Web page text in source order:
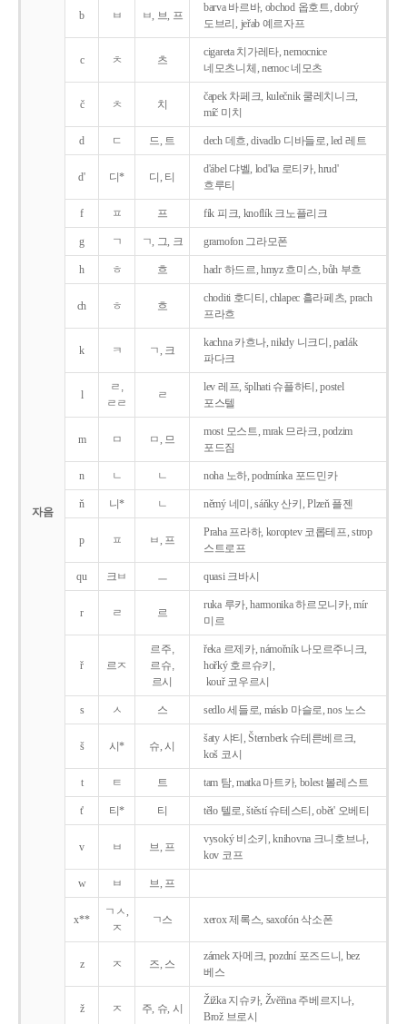
자음
b ㅂ ㅂ, 브, 프
barva 바르바, obchod 옵호트, dobrý
도브리, jeřab 예르자프
c ㅊ 츠
cigareta 치가레타, nemocnice
네모츠니체, nemoc 네모츠
č ㅊ 치
čapek 차페크, kulečnik 쿨레치니크,
míč 미치
d ㄷ 드, 트 dech 데흐, divadlo 디바들로, led 레트
d' 디* 디, 티
d'ábel 댜벨, lod'ka 로티카, hrud'
흐루티
f ㅍ 프 fík 피크, knoflík 크노플리크
g ㄱ ㄱ, 그, 크 gramofon 그라모폰
h ㅎ 흐 hadr 하드르, hmyz 흐미스, bůh 부흐
ch ㅎ 흐
choditi 호디티, chlapec 흘라페츠, prach
프라흐
k ㅋ ㄱ, 크
kachna 카흐나, nikdy 니크디, padák
파다크
l
ㄹ,
ㄹㄹ
ㄹ
lev 레프, šplhati 슈플하티, postel
포스텔
m ㅁ ㅁ, 므
most 모스트, mrak 므라크, podzim
포드짐
n ㄴ ㄴ noha 노하, podmínka 포드민카
ň 니* ㄴ němý 네미, sáňky 산키, Plzeň 플젠
p ㅍ ㅂ, 프
Praha 프라하, koroptev 코롭테프, strop
스트로프
qu 크ㅂ ㅡ quasi 크바시
r ㄹ 르
ruka 루카, harmonika 하르모니카, mír
미르
ř 르ㅈ
르주,
르슈,
르시
řeka 르제카, námořník 나모르주니크,
hořký 호르슈키,
kouř 코우르시
s ㅅ 스 sedlo 세들로, máslo 마슬로, nos 노스
š 시* 슈, 시
šaty 샤티, Šternberk 슈테른베르크,
koš 코시
t ㅌ 트 tam 탐, matka 마트카, bolest 볼레스트
t' 티* 티 tělo 텔로, štěstí 슈테스티, obět' 오베티
v ㅂ 브, 프
vysoký 비소키, knihovna 크니호브나,
kov 코프
w ㅂ 브, 프
x**
ㄱㅅ,
ㅈ
ㄱ스 xerox 제록스, saxofón 삭소폰
z ㅈ 즈, 스
zámek 자메크, pozdní 포즈드니, bez
베스
ž ㅈ 주, 슈, 시
Žižka 지슈카, Žvěřina 주베르지나,
Brož 브로시